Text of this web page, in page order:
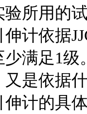
所用的
伸计依据
满足1
是依据
计的具